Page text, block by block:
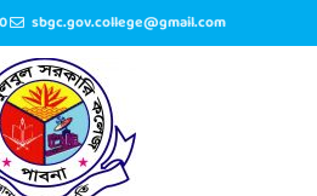
sbgc.gov.college@gmail.com